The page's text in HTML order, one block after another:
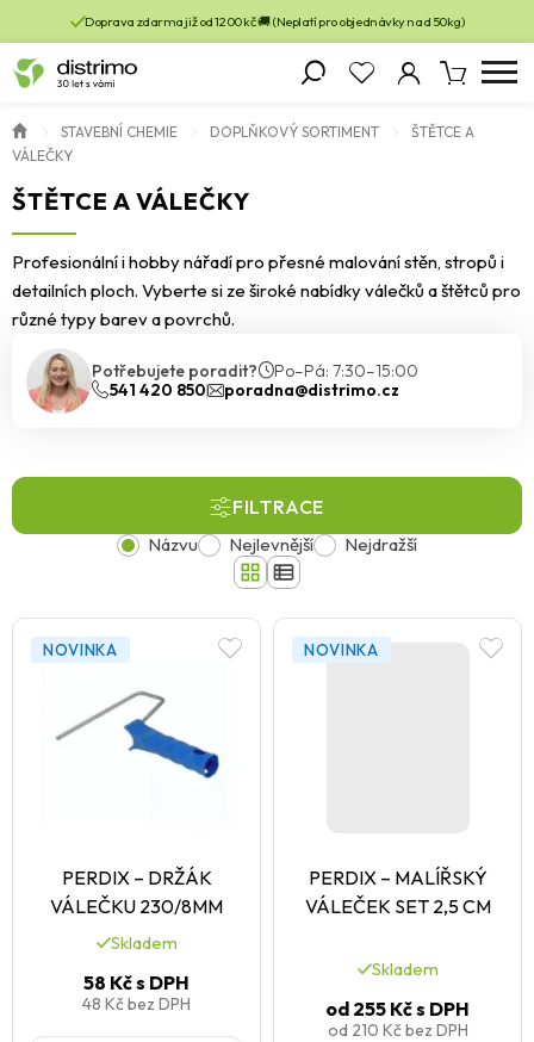
Doprava zdarma již od 1200 kč 🚚 (Neplatí pro objednávky nad 50kg)
STAVEBNÍ CHEMIE DOPLŇKOVÝ SORTIMENT
ŠTĚTCE A
VÁLEČKY
ŠTĚTCE A VÁLEČKY
Profesionální i hobby nářadí pro přesné malování stěn, stropů i
detailních ploch. Vyberte si ze široké nabídky válečků a štětců pro
různé typy barev a povrchů.
Potřebujete poradit?
Po–Pá: 7:30–15:00
541 420 850
poradna@distrimo.cz
FILTRACE
Názvu Nejlevnější Nejdražší
NOVINKA
PERDIX – DRŽÁK
VÁLEČKU 230/8MM
Skladem
58 Kčs DPH
48 Kčbez DPH
NOVINKA
PERDIX – MALÍŘSKÝ
VÁLEČEK SET 2,5 CM
Skladem
od 255 Kčs DPH
od 210 Kčbez DPH